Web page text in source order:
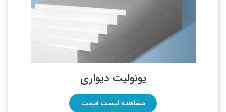
یونولیت دیواری
مشاهده لیست قیمت